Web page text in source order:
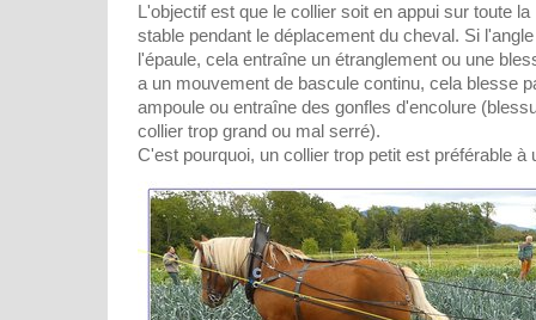
L'objectif est que le collier soit en appui sur toute
stable pendant le déplacement du cheval. Si
l'épaule, cela entraîne un étranglement ou une
a un mouvement de bascule continu, cela blesse
ampoule ou entraîne des gonfles d'encolure
collier trop grand ou mal serré).
C'est pourquoi, un collier trop petit est préférable à